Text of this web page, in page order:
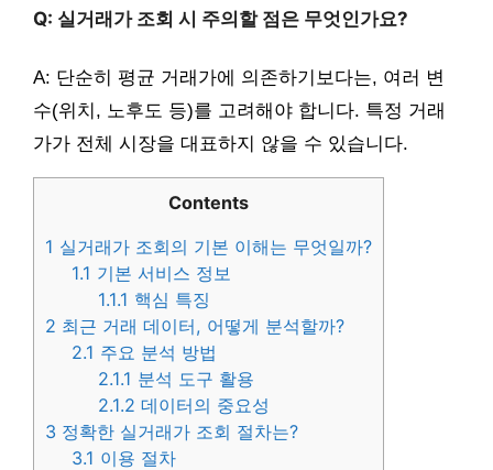
Q: 실거래가 조회 시 주의할 점은 무엇인가요?
A: 단순히 평균 거래가에 의존하기보다는, 여러 변
수(위치, 노후도 등)를 고려해야 합니다. 특정 거래
가가 전체 시장을 대표하지 않을 수 있습니다.
Contents
1 실거래가 조회의 기본 이해는 무엇일까?
1.1 기본 서비스 정보
1.1.1 핵심 특징
2 최근 거래 데이터, 어떻게 분석할까?
2.1 주요 분석 방법
2.1.1 분석 도구 활용
2.1.2 데이터의 중요성
3 정확한 실거래가 조회 절차는?
3.1 이용 절차